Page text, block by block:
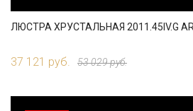
ЛЮСТРА ХРУСТАЛЬНАЯ 2011.45IV.G
37 121 руб. 53 029 руб.